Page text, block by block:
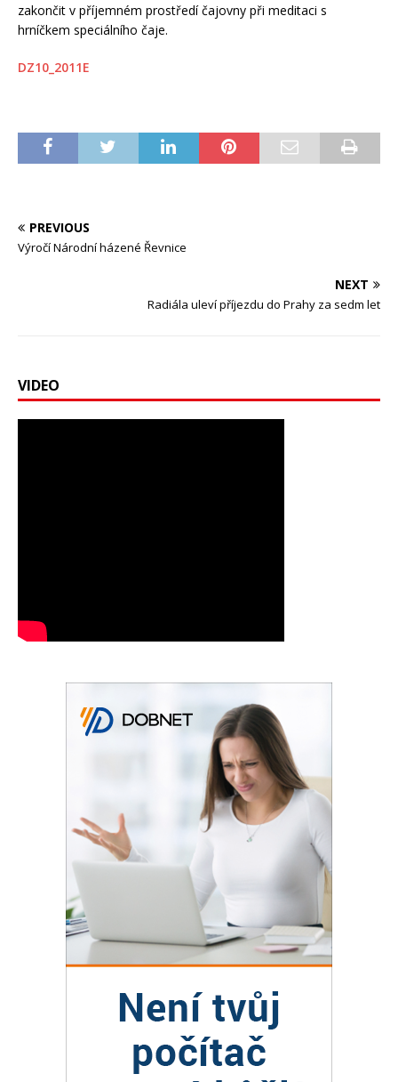
zakončit v příjemném prostředí čajovny při meditaci s
hrníčkem speciálního čaje.
DZ10_2011E
PREVIOUS
Výročí Národní házené Řevnice
NEXT
Radiála uleví příjezdu do Prahy za sedm let
VIDEO